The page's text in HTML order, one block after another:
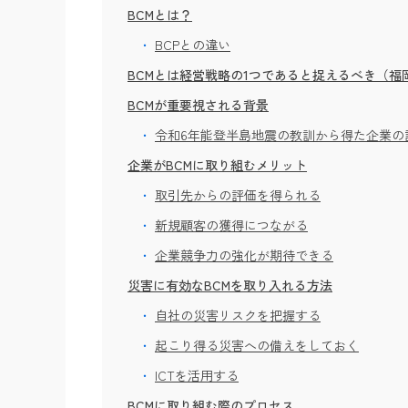
BCMとは？
BCPとの違い
BCMとは経営戦略の1つであると捉えるべき（福
BCMが重要視される背景
令和6年能登半島地震の教訓から得た企業の
企業がBCMに取り組むメリット
取引先からの評価を得られる
新規顧客の獲得につながる
企業競争力の強化が期待できる
災害に有効なBCMを取り入れる方法
自社の災害リスクを把握する
起こり得る災害への備えをしておく
ICTを活用する